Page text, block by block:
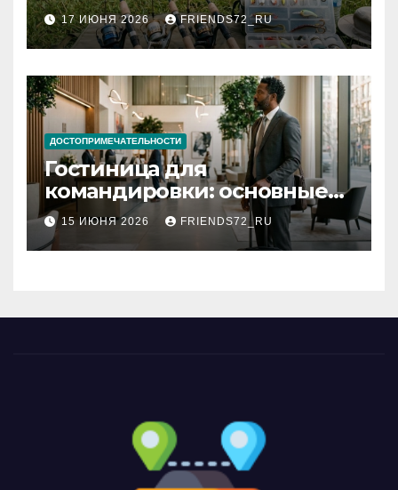
рыбалки: назначение и
типы
17 ИЮНЯ 2026 FRIENDS72_RU
ДОСТОПРИМЕЧАТЕЛЬНОСТИ
Гостиница для
командировки: основные
критерии выбора
15 ИЮНЯ 2026 FRIENDS72_RU